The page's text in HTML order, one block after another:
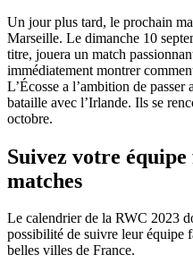
Un jour plus tard, le prochain
Marseille. Le dimanche 10
titre, jouera un match
immédiatement montrer
L’Écosse a l’ambition de
bataille avec l’Irlande. Ils se
octobre.
Suivez votre
matches
Le calendrier de la RWC 2023
possibilité de suivre leur équipe
belles villes de France.